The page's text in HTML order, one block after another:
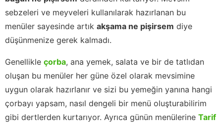
sebzeleri ve meyveleri kullanılarak hazırlanan bu
menüler sayesinde artık akşama ne pişirsem diye
düşünmenize gerek kalmadı.
Genellikle çorba, ana yemek, salata ve bir de tatlıdan
oluşan bu menüler her güne özel olarak mevsimine
uygun olarak hazırlanır ve sizi bu yemeğin yanına hangi
çorbayı yapsam, nasıl dengeli bir menü oluşturabilirim
gibi dertlerden kurtarıyor. Ayrıca günün menülerine Tarif